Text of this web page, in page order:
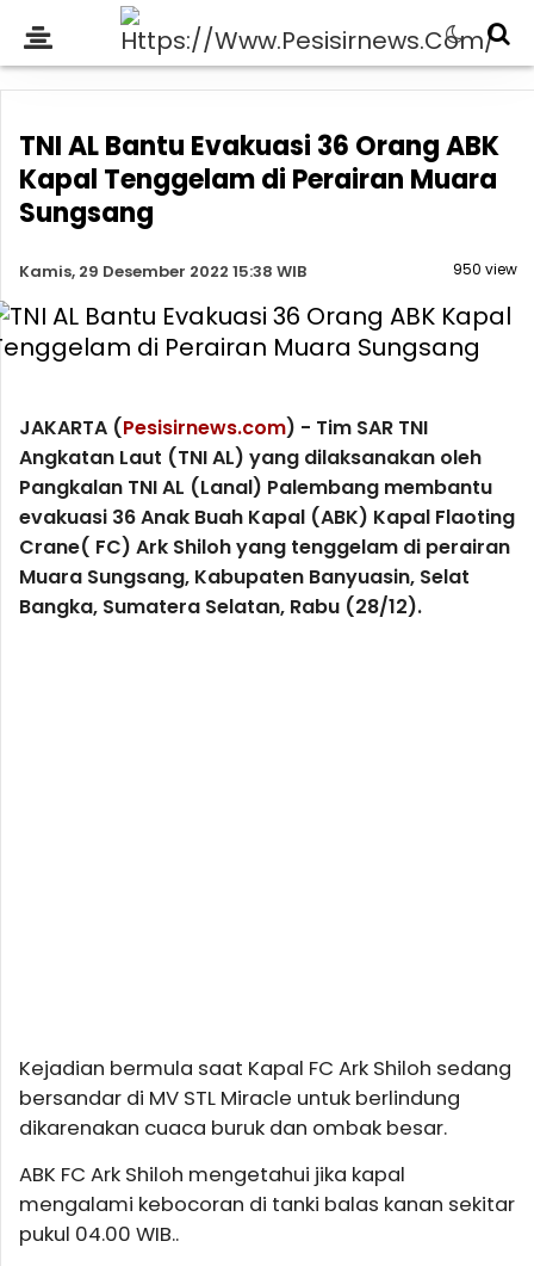
TNI AL Bantu Evakuasi 36 Orang ABK
Kapal Tenggelam di Perairan Muara
Sungsang
Kamis, 29 Desember 2022 15:38 WIB 950 view
JAKARTA (Pesisirnews.com) - Tim SAR TNI
Angkatan Laut (TNI AL) yang dilaksanakan oleh
Pangkalan TNI AL (Lanal) Palembang membantu
evakuasi 36 Anak Buah Kapal (ABK) Kapal Flaoting
Crane( FC) Ark Shiloh yang tenggelam di perairan
Muara Sungsang, Kabupaten Banyuasin, Selat
Bangka, Sumatera Selatan, Rabu (28/12).
Kejadian bermula saat Kapal FC Ark Shiloh sedang
bersandar di MV STL Miracle untuk berlindung
dikarenakan cuaca buruk dan ombak besar.
ABK FC Ark Shiloh mengetahui jika kapal
mengalami kebocoran di tanki balas kanan sekitar
pukul 04.00 WIB..